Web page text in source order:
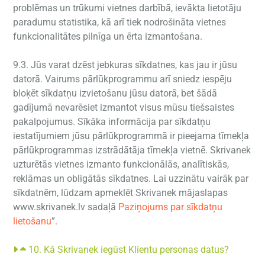
problēmas un trūkumi vietnes darbībā, ievākta lietotāju
paradumu statistika, kā arī tiek nodrošināta vietnes
funkcionalitātes pilnīga un ērta izmantošana.
9.3. Jūs varat dzēst jebkuras sīkdatnes, kas jau ir jūsu
datorā. Vairums pārlūkprogrammu arī sniedz iespēju
bloķēt sīkdatņu izvietošanu jūsu datorā, bet šādā
gadījumā nevarēsiet izmantot visus mūsu tiešsaistes
pakalpojumus. Sīkāka informācija par sīkdatņu
iestatījumiem jūsu pārlūkprogrammā ir pieejama tīmekļa
pārlūkprogrammas izstrādātāja tīmekļa vietnē. Skrivanek
uzturētās vietnes izmanto funkcionālās, analītiskās,
reklāmas un obligātās sīkdatnes. Lai uzzinātu vairāk par
sīkdatnēm, lūdzam apmeklēt Skrivanek mājaslapas
www.skrivanek.lv sadaļā Paziņojums par sīkdatņu
lietošanu”.
10. Kā Skrivanek iegūst Klientu personas datus?